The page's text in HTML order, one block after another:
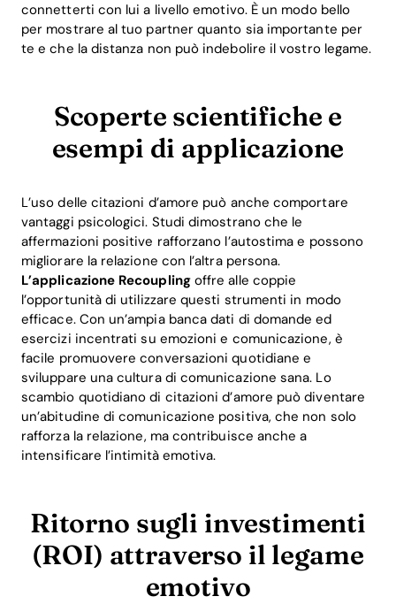
Home
connetterti con lui a livello emotivo. È un modo bello
per mostrare al tuo partner quanto sia importante per
te e che la distanza non può indebolire il vostro legame.
Scoperte scientifiche e
esempi di applicazione
L’uso delle citazioni d’amore può anche comportare
vantaggi psicologici. Studi dimostrano che le
affermazioni positive rafforzano l’autostima e possono
migliorare la relazione con l’altra persona.
L’applicazione Recouplingoffre alle coppie
l’opportunità di utilizzare questi strumenti in modo
efficace. Con un’ampia banca dati di domande ed
esercizi incentrati su emozioni e comunicazione, è
facile promuovere conversazioni quotidiane e
sviluppare una cultura di comunicazione sana. Lo
scambio quotidiano di citazioni d’amore può diventare
un’abitudine di comunicazione positiva, che non solo
rafforza la relazione, ma contribuisce anche a
intensificare l’intimità emotiva.
Ritorno sugli investimenti
(ROI) attraverso il legame
emotivo